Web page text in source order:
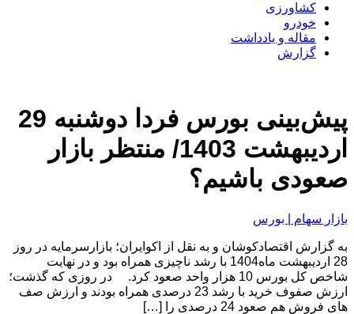
کشاورزی
خودرو
مقاله و یادداشت
گزارش
پیش‌بینی بورس فردا دوشنبه 29
اردیبهشت 1403/ منتظر بازار
صعودی باشیم؟
بازار سهام | بورس
به گزارش اقتصادکوشان و به نقل از اکوایران؛ بازارسرمایه در روز
28 اردیبهشت ماه1404 با رشد ناچیزی همراه بود و در نهایت
شاخص کل بورس 10 هزار واحد صعود کرد. در روزی که گذشت؛
ارزش صفوف خرید با رشد 23 درصدی همراه بودند و ارزش صف
های فروش هم صعود 24 درصدی را […]